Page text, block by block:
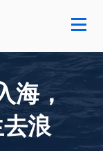
海，
浪